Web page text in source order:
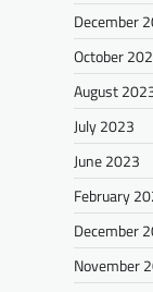
December
October
August
July 2023
June 2023
February
December
November